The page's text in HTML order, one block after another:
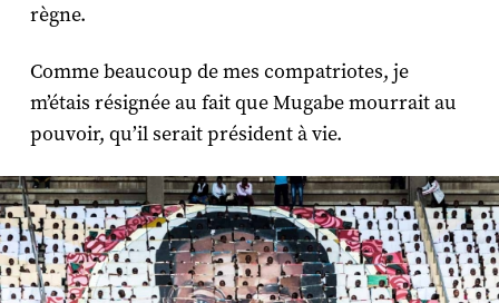
règne.
Comme beaucoup de mes compatriotes, je
m’étais résignée au fait que Mugabe mourrait au
pouvoir, qu’il serait président à vie.